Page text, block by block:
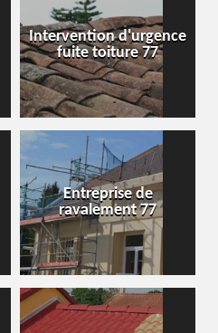
Intervention d'urgence
fuite toiture 77
Entreprise de
ravalement 77